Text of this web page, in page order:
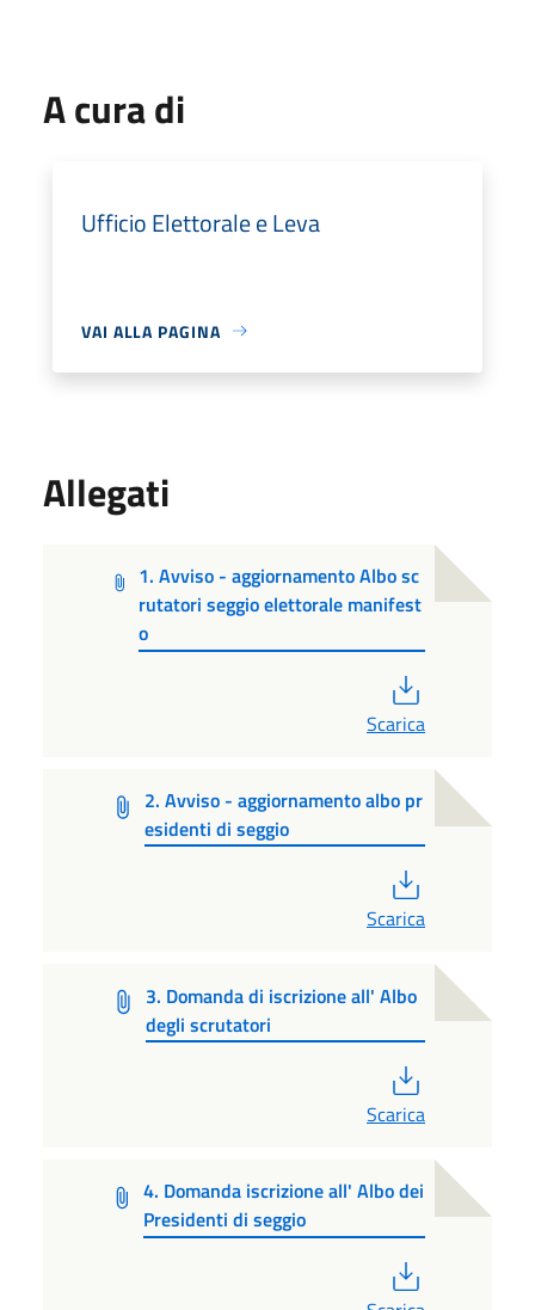
A cura di
Ufficio Elettorale e Leva
VAI ALLA PAGINA
Allegati
1. Avviso - aggiornamento Albo sc
rutatori seggio elettorale manifest
o
Scarica
2. Avviso - aggiornamento albo pr
esidenti di seggio
Scarica
3. Domanda di iscrizione all' Albo
degli scrutatori
Scarica
4. Domanda iscrizione all' Albo dei
Presidenti di seggio